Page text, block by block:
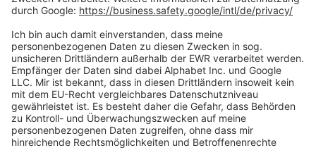
Social Media
Oft Gesucht